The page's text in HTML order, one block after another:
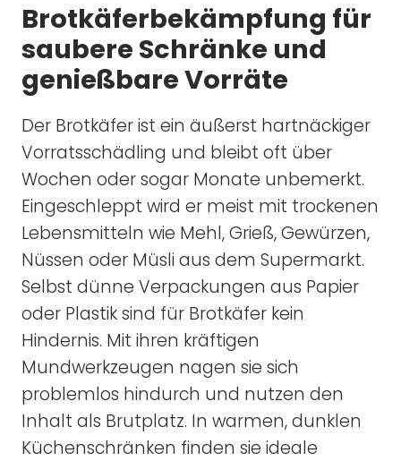
Brotkäferbekämpfung für
saubere Schränke und
genießbare Vorräte
Der Brotkäfer ist ein äußerst hartnäckiger
Vorratsschädling und bleibt oft über
Wochen oder sogar Monate unbemerkt.
Eingeschleppt wird er meist mit trockenen
Lebensmitteln wie Mehl, Grieß, Gewürzen,
Nüssen oder Müsli aus dem Supermarkt.
Selbst dünne Verpackungen aus Papier
oder Plastik sind für Brotkäfer kein
Hindernis. Mit ihren kräftigen
Mundwerkzeugen nagen sie sich
problemlos hindurch und nutzen den
Inhalt als Brutplatz. In warmen, dunklen
Küchenschränken finden sie ideale